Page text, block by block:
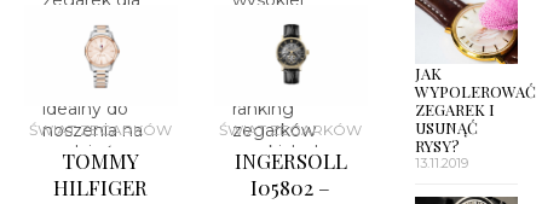
50-latka?
Roamer
550660 49 45
05 będzie
idealny do
noszenia na
co dzień.
jakości w
odpowiedniej
cenie,
sprawdź nasz
ranking
zegarków
męskich do
2000 zł.
ŚWIAT ZEGARKÓW
TOMMY
HILFIGER
ŚWIAT ZEGARKÓW
INGERSOLL
I05802 –
JAK
WYPOLEROWAĆ
ZEGAREK I
USUNĄĆ
RYSY?
13.11.2019